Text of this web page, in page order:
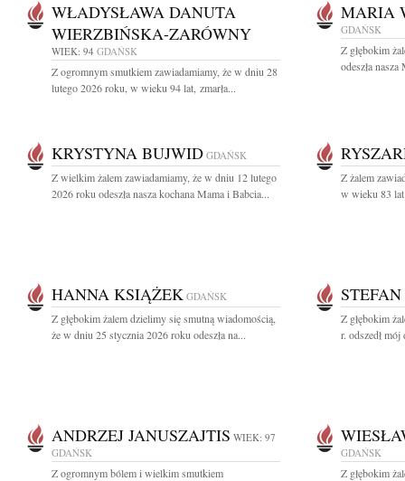
WŁADYSŁAWA DANUTA
WIERZBIŃSKA-ZARÓWNY
WIEK: 94 GDAŃSK
Z ogromnym smutkiem zawiadamiamy, że w dniu 28
lutego 2026 roku, w wieku 94 lat, zmarła...
MARIA
GDAŃSK
Z głębokim
odeszła
KRYSTYNA BUJWID GDAŃSK
Z wielkim żalem zawiadamiamy, że w dniu 12 lutego
2026 roku odeszła nasza kochana Mama i Babcia...
Z żalem
w wieku 83
HANNA KSIĄŻEK GDAŃSK
Z głębokim żalem dzielimy się smutną wiadomością,
że w dniu 25 stycznia 2026 roku odeszła na...
Z głębokim
r. odszedł
ANDRZEJ JANUSZAJTIS WIEK: 97
GDAŃSK
Z ogromnym bólem i wielkim smutkiem
GDAŃSK
Z głębokim